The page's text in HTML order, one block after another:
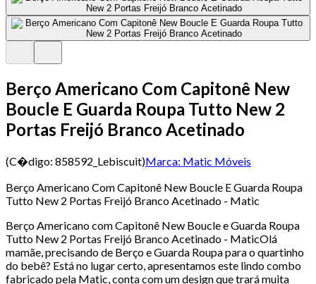
Berço Americano Com Capitonê New
Boucle E Guarda Roupa Tutto New 2
Portas Freijó Branco Acetinado
(C�digo: 858592_Lebiscuit)Marca: Matic Móveis
Berço Americano Com Capitonê New Boucle E Guarda Roupa
Tutto New 2 Portas Freijó Branco Acetinado - Matic
Berço Americano com Capitonê New Boucle e Guarda Roupa
Tutto New 2 Portas Freijó Branco Acetinado - MaticOlá
mamãe, precisando de Berço e Guarda Roupa para o quartinho
do bebê? Está no lugar certo, apresentamos este lindo combo
fabricado pela Matic, conta com um design que trará muita